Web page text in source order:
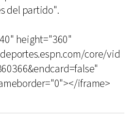
del partido".
height="360"
core/vid
iframe>